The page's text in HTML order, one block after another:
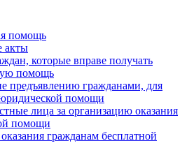
помощь
акты
которые вправе получать
помощь
предъявлению гражданами, для
помощи
лица за организацию оказания
помощи
гражданам бесплатной